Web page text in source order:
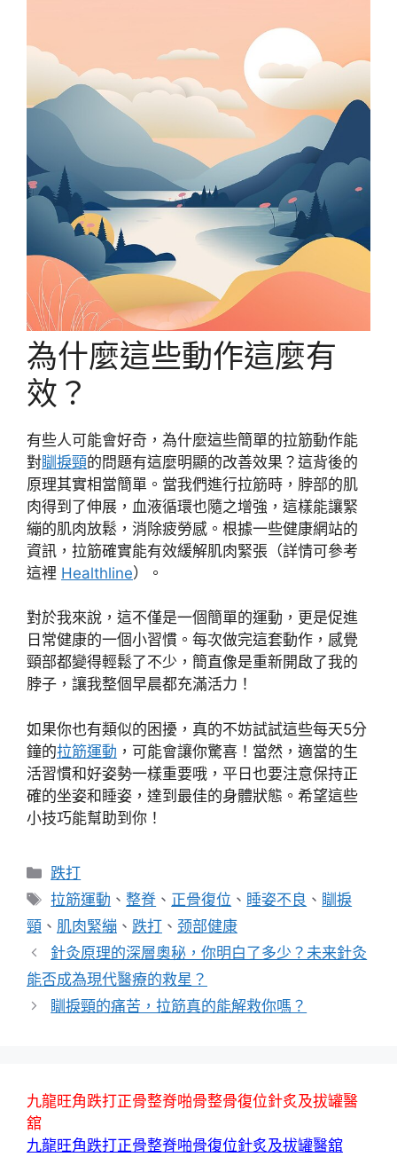
為什麼這些動作這麼有
效？
有些人可能會好奇，為什麼這些簡單的拉筋動作能
對瞓捩頸的問題有這麼明顯的改善效果？這背後的
原理其實相當簡單。當我們進行拉筋時，脖部的肌
肉得到了伸展，血液循環也隨之增強，這樣能讓緊
繃的肌肉放鬆，消除疲勞感。根據一些健康網站的
資訊，拉筋確實能有效緩解肌肉緊張（詳情可參考
這裡 Healthline）。
對於我來說，這不僅是一個簡單的運動，更是促進
日常健康的一個小習慣。每次做完這套動作，感覺
頸部都變得輕鬆了不少，簡直像是重新開啟了我的
脖子，讓我整個早晨都充滿活力！
如果你也有類似的困擾，真的不妨試試這些每天5分
鐘的拉筋運動 ，可能會讓你驚喜！當然，適當的生
活習慣和好姿勢一樣重要哦，平日也要注意保持正
確的坐姿和睡姿，達到最佳的身體狀態。希望這些
小技巧能幫助到你！
分
類
跌打
標
籤
拉筋運動 、整脊 、 正骨復位 、 睡姿不良 、 瞓捩
頸 、 肌肉緊繃 、 跌打 、 颈部健康
針灸原理的深層奧秘，你明白了多少？未来針灸
能否成為現代醫療的救星？
瞓捩頸的痛苦，拉筋真的能解救你嗎？
九龍旺角跌打正骨整脊啪骨整骨復位針炙及拔罐醫
舘
九龍旺角跌打正骨整脊啪骨復位針炙及拔罐醫舘